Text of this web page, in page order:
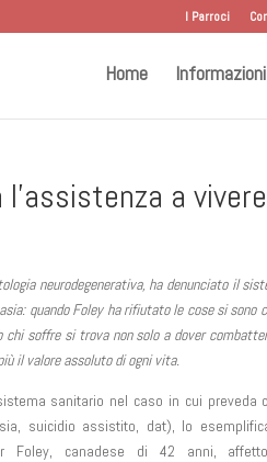
I Parroci
Home Informazioni
a
neurodegenerativa, ha denunciato il
quando Foley ha rifiutato le cose si sono
soffre si trova non solo a dover
il valore assoluto di ogni vita.
sanitario nel caso in cui preveda
suicidio assistito, dat), lo
Foley, canadese di 42 anni,